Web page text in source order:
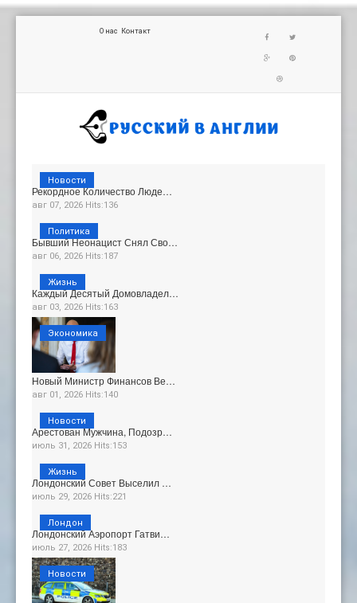
О нас Контакт
Рекордное Количество Люде…
авг 07, 2026 Hits:136
Новости
Бывший Неонацист Снял Сво…
авг 06, 2026 Hits:187
Политика
Каждый Десятый Домовладел…
авг 03, 2026 Hits:163
Жизнь
Новый Министр Финансов Ве…
авг 01, 2026 Hits:140
Экономика
Арестован Мужчина, Подозр…
июль 31, 2026 Hits:153
Новости
Лондонский Совет Выселил …
июль 29, 2026 Hits:221
Жизнь
Лондонский Аэропорт Гатви…
июль 27, 2026 Hits:183
Лондон
Новости